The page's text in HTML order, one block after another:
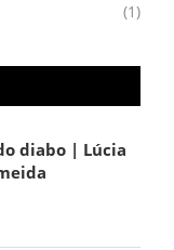
(1)
diabo | Lúcia